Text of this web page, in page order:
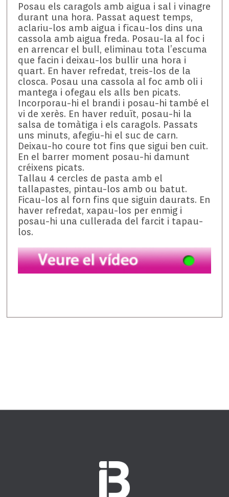
Posau els caragols amb aigua i sal i vinagre
durant una hora. Passat aquest temps,
aclariu-los amb aigua i ficau-los dins una
cassola amb aigua freda. Posau-la al foc i
en arrencar el bull, eliminau tota l’escuma
que facin i deixau-los bullir una hora i
quart. En haver refredat, treis-los de la
closca. Posau una cassola al foc amb oli i
mantega i ofegau els alls ben picats.
Incorporau-hi el brandi i posau-hi també el
vi de xerès. En haver reduït, posau-hi la
salsa de tomàtiga i els caragols. Passats
uns minuts, afegiu-hi el suc de carn.
Deixau-ho coure tot fins que sigui ben cuit.
En el barrer moment posau-hi damunt
créixens picats.
Tallau 4 cercles de pasta amb el
tallapastes, pintau-los amb ou batut.
Ficau-los al forn fins que siguin daurats. En
haver refredat, xapau-los per enmig i
posau-hi una cullerada del farcit i tapau-
los.